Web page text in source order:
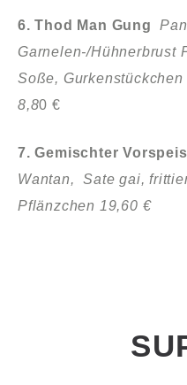
6. Thod Man Gung
Garnelen-/Hühnerbrust
Soße,
8,80 €
7. Gemischter
Wantan, Sate gai,
Pflänzchen 19,60 €